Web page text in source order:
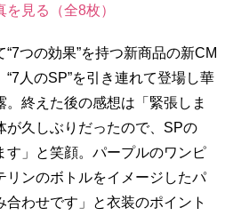
を見る（全8枚）
つの効果”を持つ新商品の新CM
人のSP”を引き連れて登場し華
。終えた後の感想は「緊張しま
が久しぶりだったので、SPの
す」と笑顔。パープルのワンピ
リンのボトルをイメージしたパ
合わせです」と衣装のポイント